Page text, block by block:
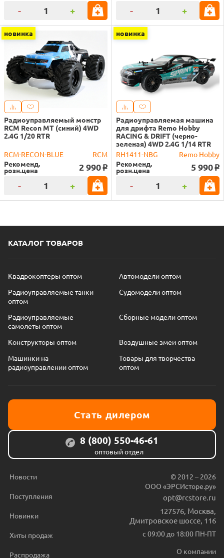
- + - +
новинка
Радиоуправляемый монстр
RCM Recon MT (синий) 4WD
2.4G 1/20 RTR
RCM-RECON-BLUE
RCM
Рекоменд.
розн.цена 2 990 o
- +
новинка
Радиоуправляемая машина
для дрифта Remo Hobby
RACING & DRIFT (черно-
зеленая) 4WD 2.4G 1/14 RTR
RH1411-NBG
Remo Hobby
Рекоменд.
розн.цена 5 990 o
- +
КАТАЛОГ ТОВАРОВ
Квадрокоптеры оптом
Автомодели оптом
Радиоуправляемые танки
оптом
Судомодели оптом
Радиоуправляемые
самолеты оптом
Сборные модели оптом
Конструкторы оптом
Воздушные змеи оптом
Машинки на
радиоуправлении оптом
Товары для творчества
оптом
Стать дилером
8 (800) 550-46-61
оптовый отдел
Новости
Поступления
Новинки
Хиты продаж
Распродажа
© 2012 – 2026
ООО «ЭРСИсторе.ру»
opt@rcstore.ru
127576 Москва
Дмитровское шоссе, 116
с 09:00 до 18:00 ПН-ПТ
О компании